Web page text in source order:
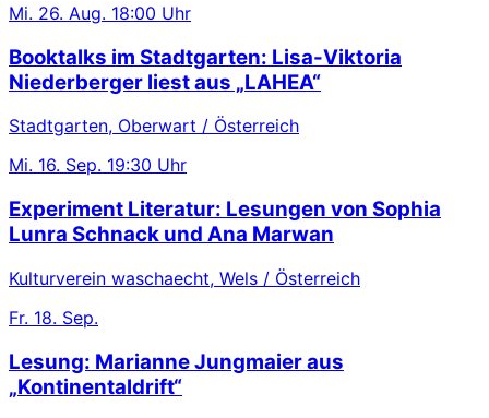
Mi. 26. Aug. 18:00 Uhr
Booktalks im Stadtgarten: Lisa-Viktoria
Niederberger liest aus „LAHEA“
Stadtgarten, Oberwart / Österreich
Mi. 16. Sep. 19:30 Uhr
Experiment Literatur: Lesungen von Sophia
Lunra Schnack und Ana Marwan
Kulturverein waschaecht, Wels / Österreich
Fr. 18. Sep.
Lesung: Marianne Jungmaier aus
„Kontinentaldrift“